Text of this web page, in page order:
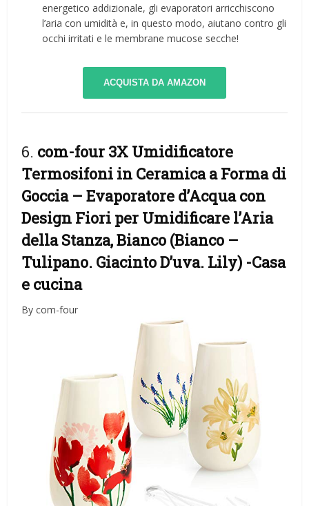
energetico addizionale, gli evaporatori arricchiscono
l’aria con umidità e, in questo modo, aiutano contro gli
occhi irritati e le membrane mucose secche!
ACQUISTA DA AMAZON
6. com-four 3X Umidificatore
Termosifoni in Ceramica a Forma di
Goccia – Evaporatore d’Acqua con
Design Fiori per Umidificare l’Aria
della Stanza, Bianco (Bianco –
Tulipano. Giacinto D’uva. Lily) -Casa
e cucina
By com-four